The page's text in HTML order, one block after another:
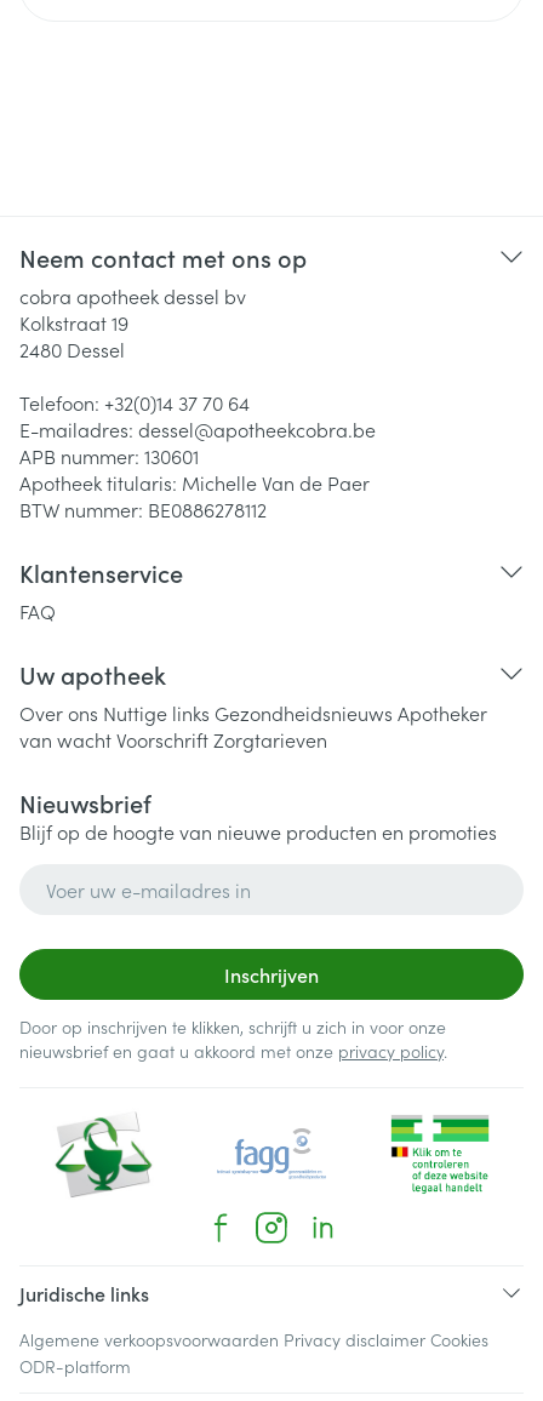
Neem contact met ons op
cobra apotheek dessel bv
Kolkstraat 19
2480 Dessel
Telefoon: +32(0)14 37 70 64
E-mailadres: dessel@apotheekcobra.be
APB nummer: 130601
Apotheek titularis: Michelle Van de Paer
BTW nummer: BE0886278112
Klantenservice
FAQ
Uw apotheek
Over ons Nuttige links Gezondheidsnieuws Apotheker
van wachtVoorschriftZorgtarieven
Nieuwsbrief
Blijf op de hoogte van nieuwe producten en promoties
Inschrijven
Door op inschrijven te klikken, schrijft u zich in voor onze
nieuwsbrief en gaat u akkoord met onze privacy policy.
Juridische links
Algemene verkoopsvoorwaarden Privacy disclaimer Cookies
ODR-platform